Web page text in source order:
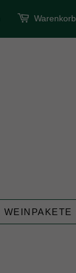
Warenkorb
WEINPAKETE